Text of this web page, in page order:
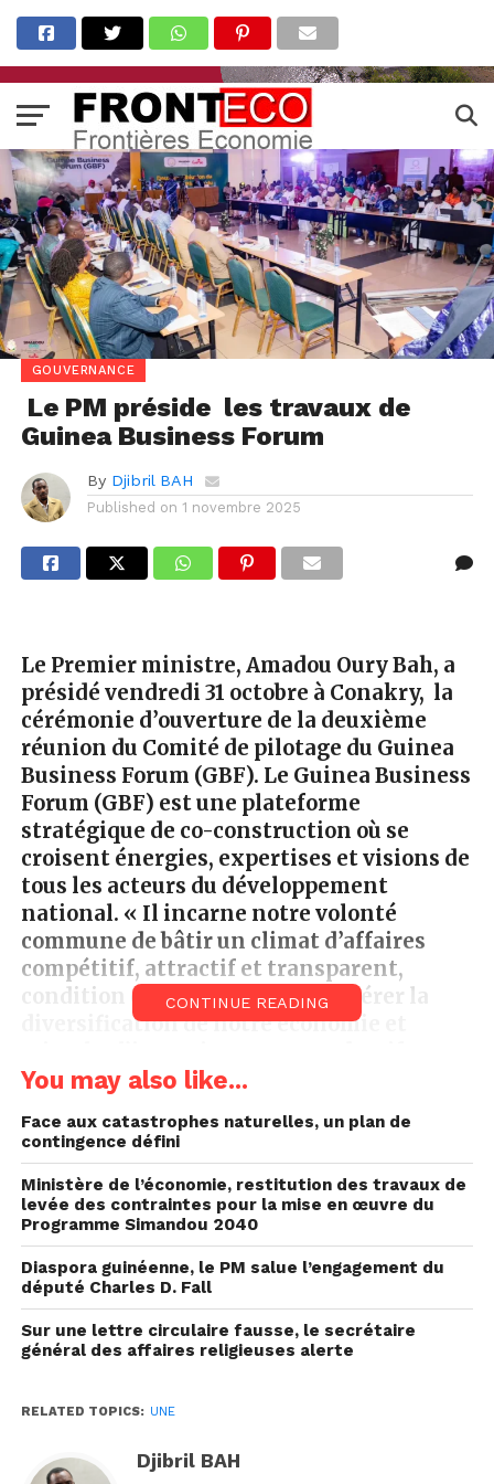
GOUVERNANCE
Le PM préside les travaux de
Guinea Business Forum
By Djibril BAH
Published on 1 novembre 2025
Le Premier ministre, Amadou Oury Bah, a
présidé vendredi 31 octobre à Conakry, la
cérémonie d’ouverture de la deuxième
réunion du Comité de pilotage du Guinea
Business Forum (GBF). Le Guinea Business
Forum (GBF) est une plateforme
stratégique de co-construction où se
croisent énergies, expertises et visions de
tous les acteurs du développement
national. « Il incarne notre volonté
commune de bâtir un climat d’affaires
compétitif, attractif et transparent,
condition essentielle pour accélérer la
diversification de notre économie et
déclaréla Ministre de l’Industrie et des
Poursuivant son intervention, elle a précisé : « Le
GBF s’articule parfaitement avec les objectifs du
programme Simandou 2040, remis récemment au
Chef de l’État. Sur les 75 milliards de dollars
d’investissements attendus, près de 45 milliards
devront être mobilisés grâce au concours du
secteur privé, pour la première vague de projets. »
Le 2ᵉ Vice-président du Comité de pilotage du GBF
rappelé que le Forum constitue pour les acteurs
leurs préoccupations en matière de
CONTINUE READING
You may also like...
Face aux catastrophes naturelles, un plan de
contingence défini
Ministère de l’économie, restitution des travaux de
levée des contraintes pour la mise en œuvre du
Programme Simandou 2040
Diaspora guinéenne, le PM salue l’engagement du
député Charles D. Fall
Sur une lettre circulaire fausse, le secrétaire
général des affaires religieuses alerte
RELATED TOPICS: UNE
Djibril BAH